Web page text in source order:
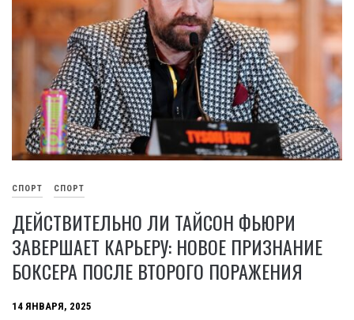
СПОРТ СПОРТ
ДЕЙСТВИТЕЛЬНО ЛИ ТАЙСОН ФЬЮРИ
ЗАВЕРШАЕТ КАРЬЕРУ: НОВОЕ ПРИЗНАНИЕ
БОКСЕРА ПОСЛЕ ВТОРОГО ПОРАЖЕНИЯ
14 ЯНВАРЯ, 2025